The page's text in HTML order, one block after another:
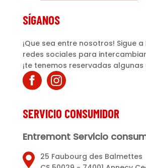
SÍGANOS
¡Que sea entre nosotros! Sigue
redes sociales para
¡te tenemos reservadas
SERVICIO CONSUMIDOR
Entremont Servicio
25 Faubourg des Balmettes